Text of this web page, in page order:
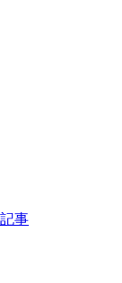
事